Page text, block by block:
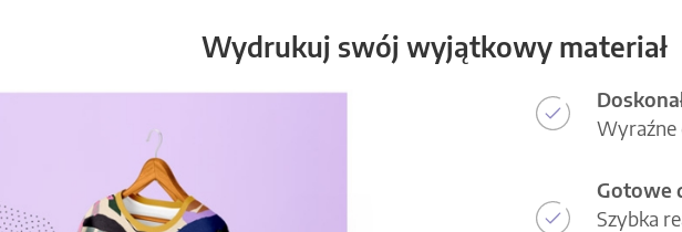
Wydrukuj swój wyjątkowy materiał
Wyraźne
Gotowe
Szybka